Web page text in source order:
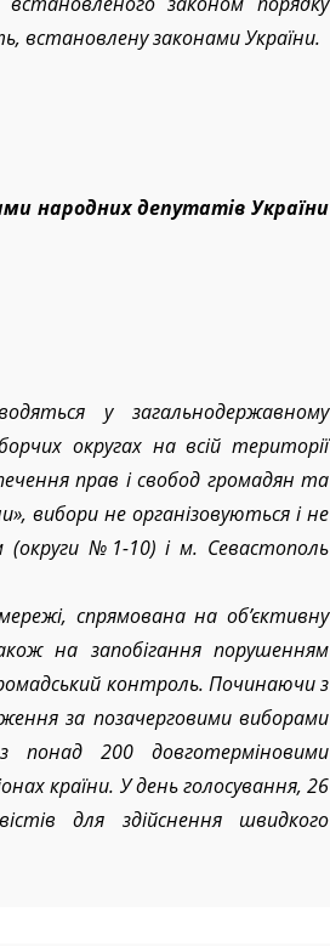
законом порядку
народних депутатів України
у загальнодержавному
округах на всій території
прав і свобод громадян та
вибори не організовуються і не
№1-10) і м. Севастополь
спрямована на об’єктивну
на запобігання порушенням
контроль. Починаючи з
за позачерговими виборами
понад 200 довготерміновими
країни. У день голосування, 26
для здійснення швидкого